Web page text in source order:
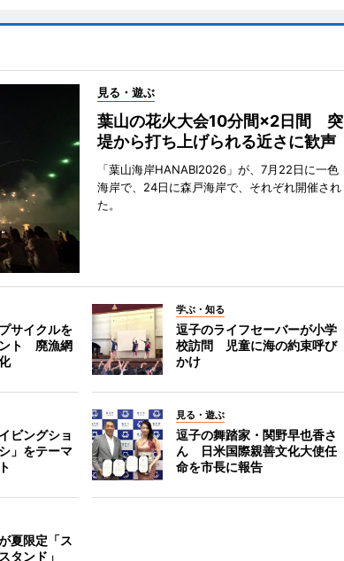
見る・遊ぶ
葉山の花火大会10分間×2日間 突
堤から打ち上げられる近さに歓声
「葉山海岸HANABI2026」が、7月22日に一色
海岸で、24日に森戸海岸で、それぞれ開催され
た。
サイクルを
ト 廃漁網
学ぶ・知る
逗子のライフセーバーが小学
校訪問 児童に海の約束呼び
かけ
ビングショ
」をテーマ
見る・遊ぶ
逗子の舞踏家・関野早也香さ
ん 日米国際親善文化大使任
命を市長に報告
夏限定「ス
タンド」